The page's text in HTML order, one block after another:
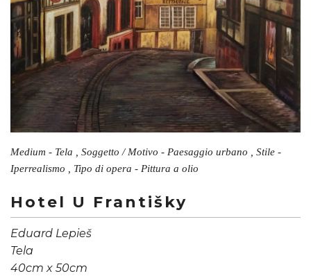
Medium - Tela , Soggetto / Motivo - Paesaggio urbano , Stile -
Iperrealismo , Tipo di opera - Pittura a olio
Hotel U Františky
Eduard Lepieš
Tela
40cm x 50cm